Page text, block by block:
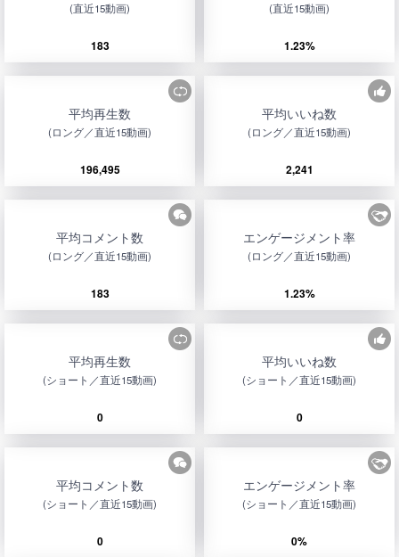
(直近15動画)
183
(直近15動画)
1.23%
平均再生数
(ロング／直近15動画)
196,495
平均いいね数
(ロング／直近15動画)
2,241
平均コメント数
(ロング／直近15動画)
183
エンゲージメント率
(ロング／直近15動画)
1.23%
平均再生数
(ショート／直近15動画)
0
平均いいね数
(ショート／直近15動画)
0
平均コメント数
(ショート／直近15動画)
0
エンゲージメント率
(ショート／直近15動画)
0%